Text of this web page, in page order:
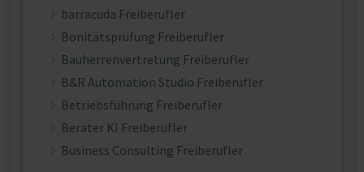
barracuda Freiberufler
Bonitätsprüfung Freiberufler
Bauherrenvertretung Freiberufler
B&R Automation Studio Freiberufler
Betriebsführung Freiberufler
Berater KI Freiberufler
Business Consulting Freiberufler